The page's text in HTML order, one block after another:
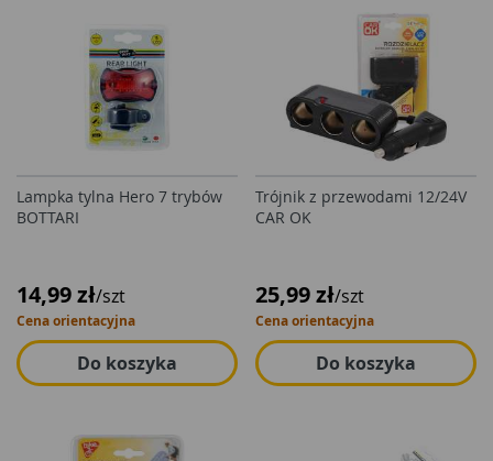
Lampka tylna Hero 7 trybów
BOTTARI
14,99 zł/szt
Cena orientacyjna
Do koszyka
Trójnik z przewodami 12/24V
CAR OK
25,99 zł/szt
Cena orientacyjna
Do koszyka